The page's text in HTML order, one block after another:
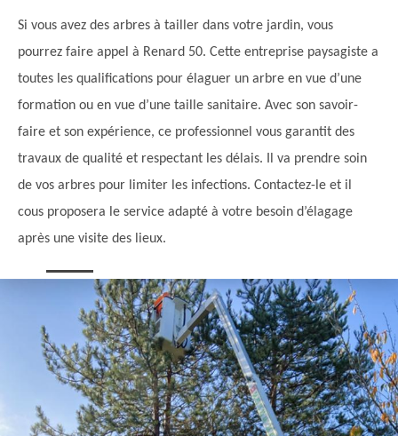
Si vous avez des arbres à tailler dans votre jardin, vous
pourrez faire appel à Renard 50. Cette entreprise paysagiste a
toutes les qualifications pour élaguer un arbre en vue d’une
formation ou en vue d’une taille sanitaire. Avec son savoir-
faire et son expérience, ce professionnel vous garantit des
travaux de qualité et respectant les délais. Il va prendre soin
de vos arbres pour limiter les infections. Contactez-le et il
cous proposera le service adapté à votre besoin d’élagage
après une visite des lieux.